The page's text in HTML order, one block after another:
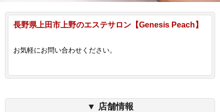
長野県上田市上野のエステサロン【Genesis Peach】
お気軽にお問い合わせください。
店舗情報